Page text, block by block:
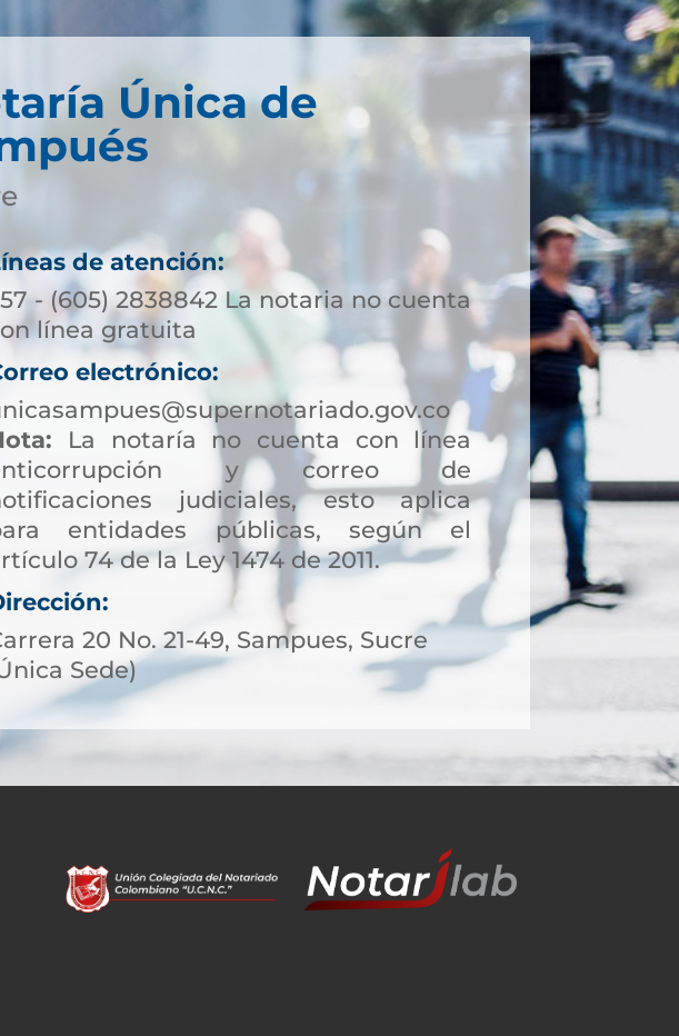
Única de
de atención:
- (605) 2838842 La notaria no cuenta
línea gratuita
electrónico:
La notaría no cuenta con línea
y correo de
judiciales, esto aplica
entidades públicas, según el
74 de la Ley 1474 de 2011.
20 No. 21-49, Sampues, Sucre
Sede)